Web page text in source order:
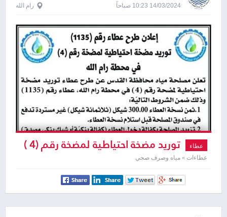
14/03/2024 10:23 صباحاً رام الله
عطاء توريد مضخة احتياطية لمضخة رقم (4 )
في محطة رام الله
عطاءات » مياه وصرف صحي